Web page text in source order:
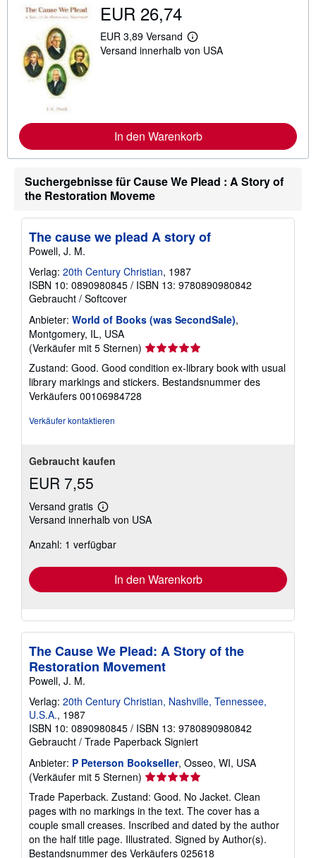
o
n
n
z
n
d
o
t
e
EUR 26,74
EUR 3,89 Versand
W
e
n
f
r
a
t
n
n
e
a
n
k
s
t
Versand innerhalb von USA
In den Warenkorb
Suchergebnisse für Cause We Plead : A Story of
the Restoration Moveme
The cause we plead A story of
Powell, J. M.
Verlag: 20th Century Christian, 1987
ISBN 10: 0890980845 / ISBN 13: 9780890980842
Gebraucht / Softcover
Anbieter: World of Books (was SecondSale),
Montgomery, IL, USA
(Verkäufer mit 5 Sternen) Verkäuferbewertung
5
von
5
Zustand: Good. Good condition ex-library book with usual
library markings and stickers. Bestandsnummer des
Verkäufers 00106984728
Verkäufer kontaktieren
Gebraucht kaufen
EUR 7,55
Versand gratis
Weitere
Informationen
Versandkosten
Versand innerhalb von USA
Anzahl: 1 verfügbar
In den Warenkorb
The Cause We Plead: A Story of the
Restoration Movement
Powell, J. M.
Verlag: 20th Century Christian, Nashville, Tennessee,
U.S.A., 1987
ISBN 10: 0890980845 / ISBN 13: 9780890980842
Gebraucht / Trade Paperback Signiert
Anbieter: P Peterson Bookseller, Osseo, WI, USA
(Verkäufer mit 5 Sternen) Verkäuferbewertung
5
von
5
Sternen
Trade Paperback. Zustand: Good. No Jacket. Clean
pages with no markings in the text. The cover has a
couple small creases. Inscribed and dated by the author
on the half title page. Illustrated. Signed by Author(s).
Bestandsnummer des Verkäufers 025618